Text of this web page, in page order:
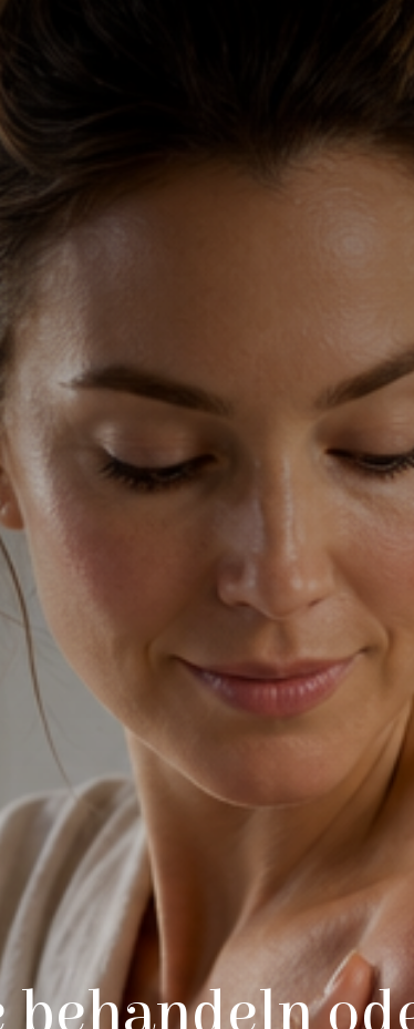
behandeln